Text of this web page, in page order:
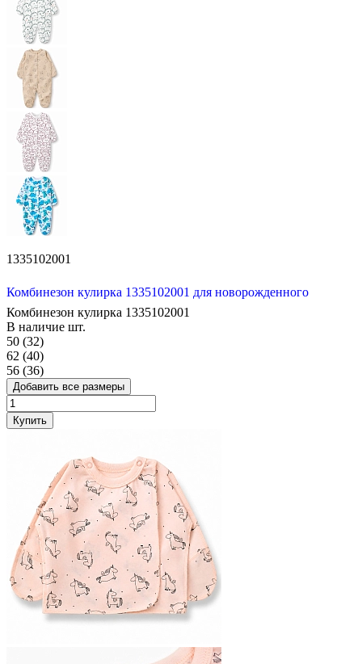
1335102001
Комбинезон кулирка 1335102001 для новорожденного
Комбинезон кулирка 1335102001
В наличие шт.
50 (32)
62 (40)
56 (36)
Добавить все размеры
Купить